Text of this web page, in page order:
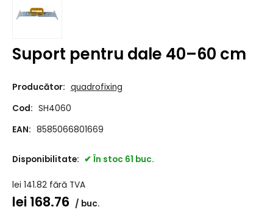
Suport pentru dale 40–60 cm
Producător: quadrofixing
Cod: SH4060
EAN: 8585066801669
Disponibilitate: În stoc 61 buc.
lei 141.82 fără TVA
lei168.76 buc.